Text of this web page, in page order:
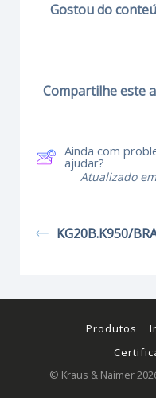
Gostou do
Compartilhe este
Ainda com
ajudar?
Atualizado
KG20B.K950/
Produtos
© Kraus & Naimer